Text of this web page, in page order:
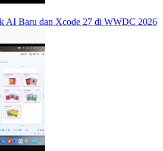
AI Baru dan Xcode 27 di WWDC 2026